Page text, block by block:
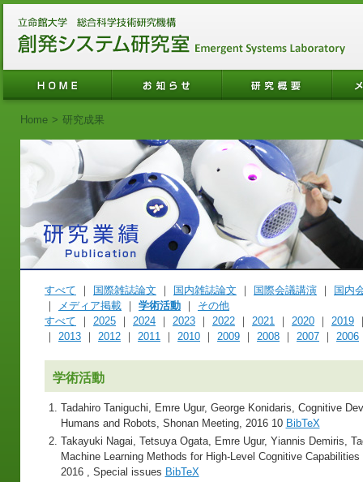
Home > 研究成果
すべて ｜ 国際雑誌論文 ｜ 国内雑誌論文 ｜ 国際会議講演 ｜
国内
｜
メディア掲載 ｜ 学術活動 ｜ その他
すべて ｜ 2025 ｜ 2024 ｜ 2023 ｜ 2022 ｜ 2021 ｜ 2020 ｜ 2019
｜ 2013 ｜ 2012 ｜ 2011 ｜ 2010 ｜ 2009 ｜ 2008 ｜ 2007 ｜ 2006
学術活動
Tadahiro Taniguchi, Emre Ugur, George Konidaris, Cognitive
Humans and Robots, Shonan Meeting, 2016 10 BibTeX
Takayuki Nagai, Tetsuya Ogata, Emre Ugur, Yiannis Demiris,
Machine Learning Methods for High-Level Cognitive
2016 , Special issues BibTeX